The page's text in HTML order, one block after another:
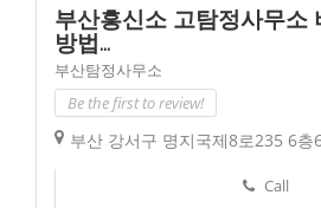
부산흥신소 고탐정사무소
방법...
부산탐정사무소
Be the first to review!
부산 강서구 명지국제8로235 6층
Call